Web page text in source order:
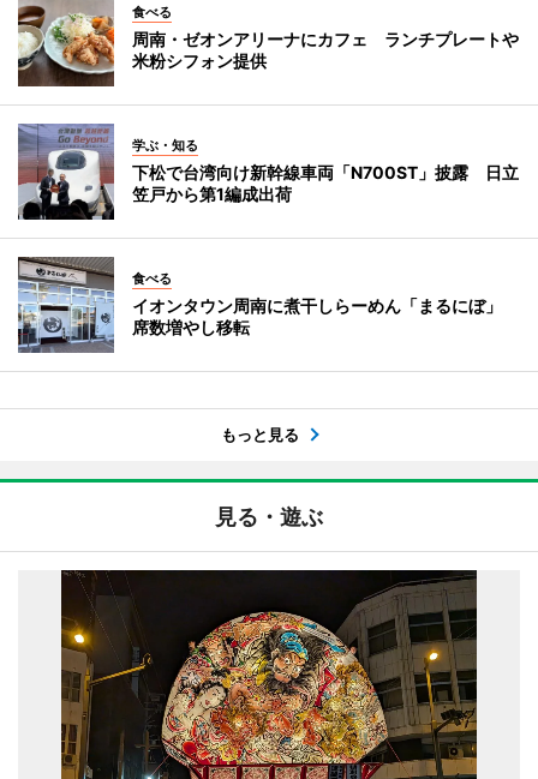
食べる
周南・ゼオンアリーナにカフェ ランチプレートや
米粉シフォン提供
学ぶ・知る
下松で台湾向け新幹線車両「N700ST」披露 日立
笠戸から第1編成出荷
食べる
イオンタウン周南に煮干しらーめん「まるにぼ」
席数増やし移転
もっと見る
見る・遊ぶ